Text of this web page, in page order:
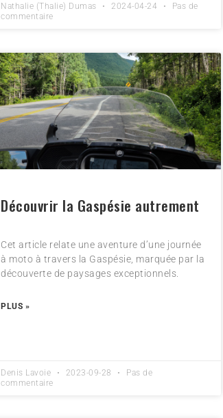
Nathalie (Thalie) Dumas 2024-04-24
Pas de
commentaire
Découvrir la Gaspésie autrement
Cet article relate une aventure d’une journée
à moto à travers la Gaspésie, marquée par la
découverte de paysages exceptionnels.
PLUS »
Denis Lavoie 2023-09-28
Pas de
commentaire